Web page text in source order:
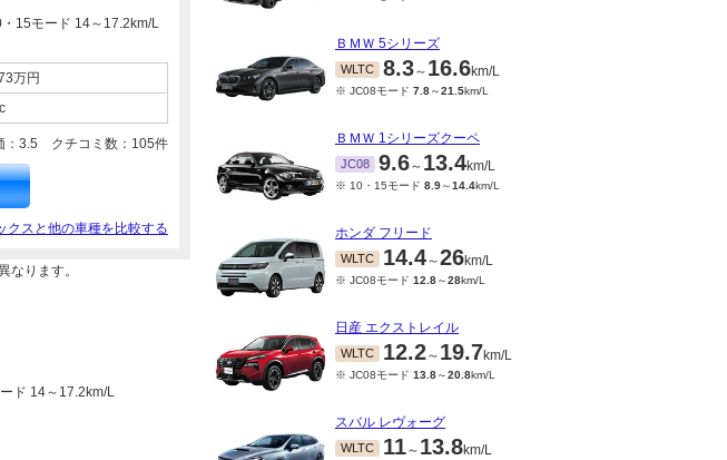
15モード 14～17.2km/L
万円
3.5 クチコミ数： 105件
クスと他の車種を比較する
なります。
ド 14～17.2km/L
ＢＭＷ 5シリーズ
WLTC 8.3～ 16.6km/L
※ JC08モード 7.8～21.5km/L
ＢＭＷ 1シリーズクーペ
JC08 9.6～ 13.4km/L
※ 10・15モード 8.9～14.4km/L
ホンダ フリード
WLTC 14.4～26km/L
※ JC08モード 12.8～28km/L
日産 エクストレイル
WLTC 12.2～ 19.7km/L
※ JC08モード 13.8～20.8km/L
スバル レヴォーグ
WLTC 11～ 13.8km/L